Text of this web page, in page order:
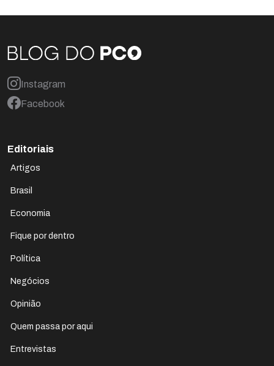
Instagram
Facebook
Editoriais
Artigos
Brasil
Economia
Fique por dentro
Política
Negócios
Opinião
Quem passa por aqui
Entrevistas